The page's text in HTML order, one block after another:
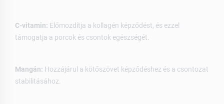
C-vitamin: Előmozdítja a kollagén képződést, és ezzel
támogatja a porcok és csontok egészségét.
Mangán: Hozzájárul a kötőszövet képződéshez és a csontozat
stabilitásához.